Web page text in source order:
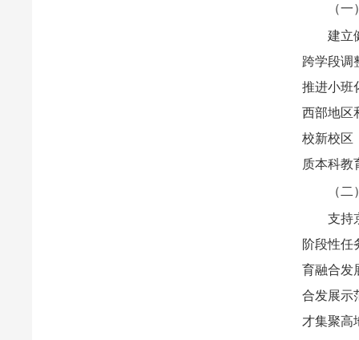
（
建立
跨学段调
推进小班
西部地区
校新校区
质本科教
（
支持
阶段性任
育融合发
合发展示
才集聚高